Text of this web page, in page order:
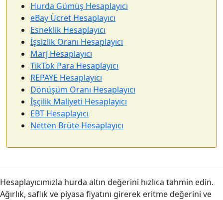
Hurda Gümüş Hesaplayıcı
eBay Ücret Hesaplayıcı
Esneklik Hesaplayıcı
İşsizlik Oranı Hesaplayıcı
Marj Hesaplayıcı
TikTok Para Hesaplayıcı
REPAYE Hesaplayıcı
Dönüşüm Oranı Hesaplayıcı
İşçilik Maliyeti Hesaplayıcı
EBT Hesaplayıcı
Netten Brüte Hesaplayıcı
Hesaplayıcımızla hurda altın değerini hızlıca tahmin edin.
Ağırlık, saflık ve piyasa fiyatını girerek eritme değerini ve